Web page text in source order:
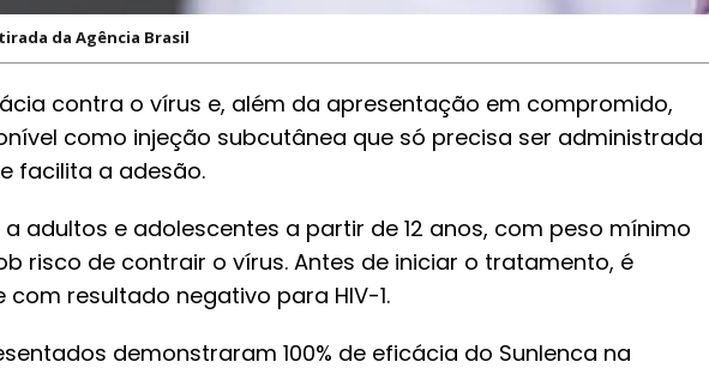
da Agência Brasil
contra o vírus e, além da apresentação em compromido,
como injeção subcutânea que só precisa ser administrada
facilita a adesão.
adultos e adolescentes a partir de 12 anos, com peso mínimo
risco de contrair o vírus. Antes de iniciar o tratamento, é
resultado negativo para HIV-1.
demonstraram 100% de eficácia do Sunlenca na